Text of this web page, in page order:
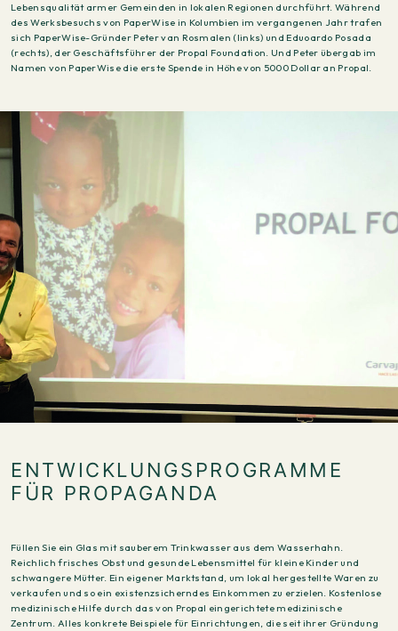
Lebensqualität armer Gemeinden in lokalen Regionen durchführt. Während
des Werksbesuchs von PaperWise in Kolumbien im vergangenen Jahr trafen
sich PaperWise-Gründer Peter van Rosmalen (links) und Eduoardo Posada
(rechts), der Geschäftsführer der Propal Foundation. Und Peter übergab im
Namen von PaperWise die erste Spende in Höhe von 5000 Dollar an Propal.
ENTWICKLUNGSPROGRAMME
FÜR PROPAGANDA
Füllen Sie ein Glas mit sauberem Trinkwasser aus dem Wasserhahn.
Reichlich frisches Obst und gesunde Lebensmittel für kleine Kinder und
schwangere Mütter. Ein eigener Marktstand, um lokal hergestellte Waren zu
verkaufen und so ein existenzsicherndes Einkommen zu erzielen. Kostenlose
medizinische Hilfe durch das von Propal eingerichtete medizinische
Zentrum. Alles konkrete Beispiele für Einrichtungen, die seit ihrer Gründung